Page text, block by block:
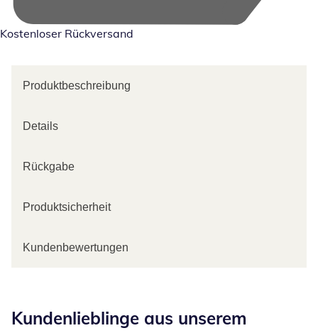
Kostenloser Rückversand
Produktbeschreibung
Details
Rückgabe
Produktsicherheit
Kundenbewertungen
Kundenlieblinge aus unserem